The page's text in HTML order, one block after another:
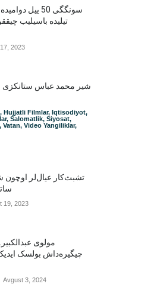
سونگگی 50 ییل
تیلیده باسیلیب
2023
شیر محمد عباس
, Hujjatli Filmlar, Iqtisodiyot,
, Salomatlik, Siyosat,
, Vatan, Video Yangiliklar,
تشبث‌کار عیال‌لر اوچون
19, 2023
مولوی
چیگیره‌داش بولسک
Avgust 3, 2024